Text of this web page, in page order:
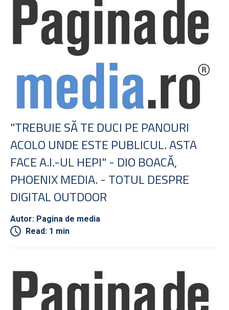
"TREBUIE SĂ TE DUCI PE PANOURI
ACOLO UNDE ESTE PUBLICUL. ASTA
FACE A.I.-UL HEPI" - DIO BOACĂ,
PHOENIX MEDIA. - TOTUL DESPRE
DIGITAL OUTDOOR
Autor: Pagina de media
Read: 1 min